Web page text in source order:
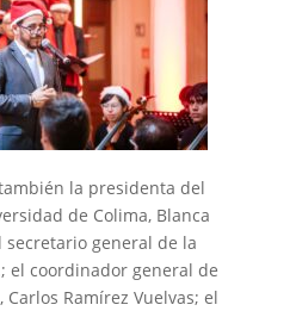
la presidenta del
de Colima, Blanca
secretario general de la
el coordinador general de
Ramírez Vuelvas; el